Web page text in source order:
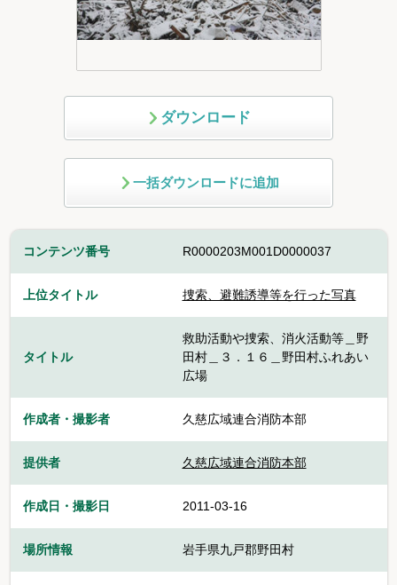
ダウンロード
一括ダウンロードに追加
コンテンツ番号 R0000203M001D0000037
上位タイトル 捜索、避難誘導等を行った写真
タイトル
救助活動や捜索、消火活動等＿野
田村＿３．１６＿野田村ふれあい
広場
作成者・撮影者 久慈広域連合消防本部
提供者 久慈広域連合消防本部
作成日・撮影日 2011-03-16
場所情報 岩手県九戸郡野田村